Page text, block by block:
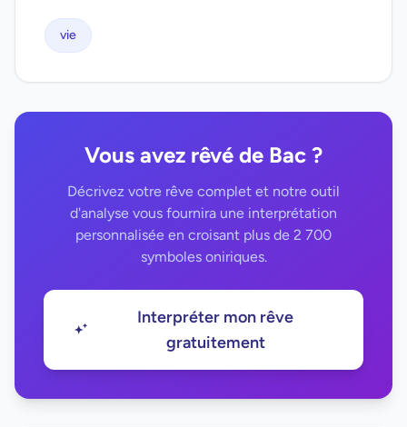
vie
Vous avez rêvé de Bac ?
Décrivez votre rêve complet et notre outil
d'analyse vous fournira une interprétation
personnalisée en croisant plus de 2 700
symboles oniriques.
Interpréter mon rêve
gratuitement